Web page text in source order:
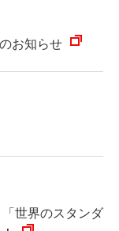
お知らせ
世界のスタンダ